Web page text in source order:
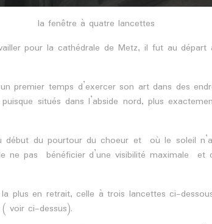
la fenêtre à quatre lancettes
pour la cathédrale de Metz, il fut au départ
premier temps d’exercer son art dans des
situés dans l’abside nord, plus
début du pourtour du choeur et où le soleil
ne pas bénéficier d’une visibilité maximale et
plus en retrait, celle à trois lancettes ci-
voir ci-dessus).